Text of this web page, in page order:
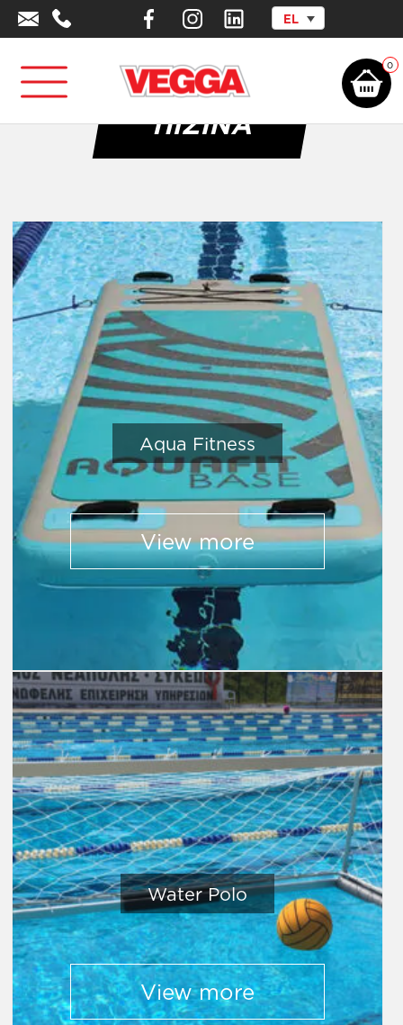
EL
0
Αρχική σελίδα Αθλητικά Είδη - Εξοπλισμός/Πισίνα
ΠΙΣΊΝΑ
Aqua Fitness
View more
Water Polo
View more